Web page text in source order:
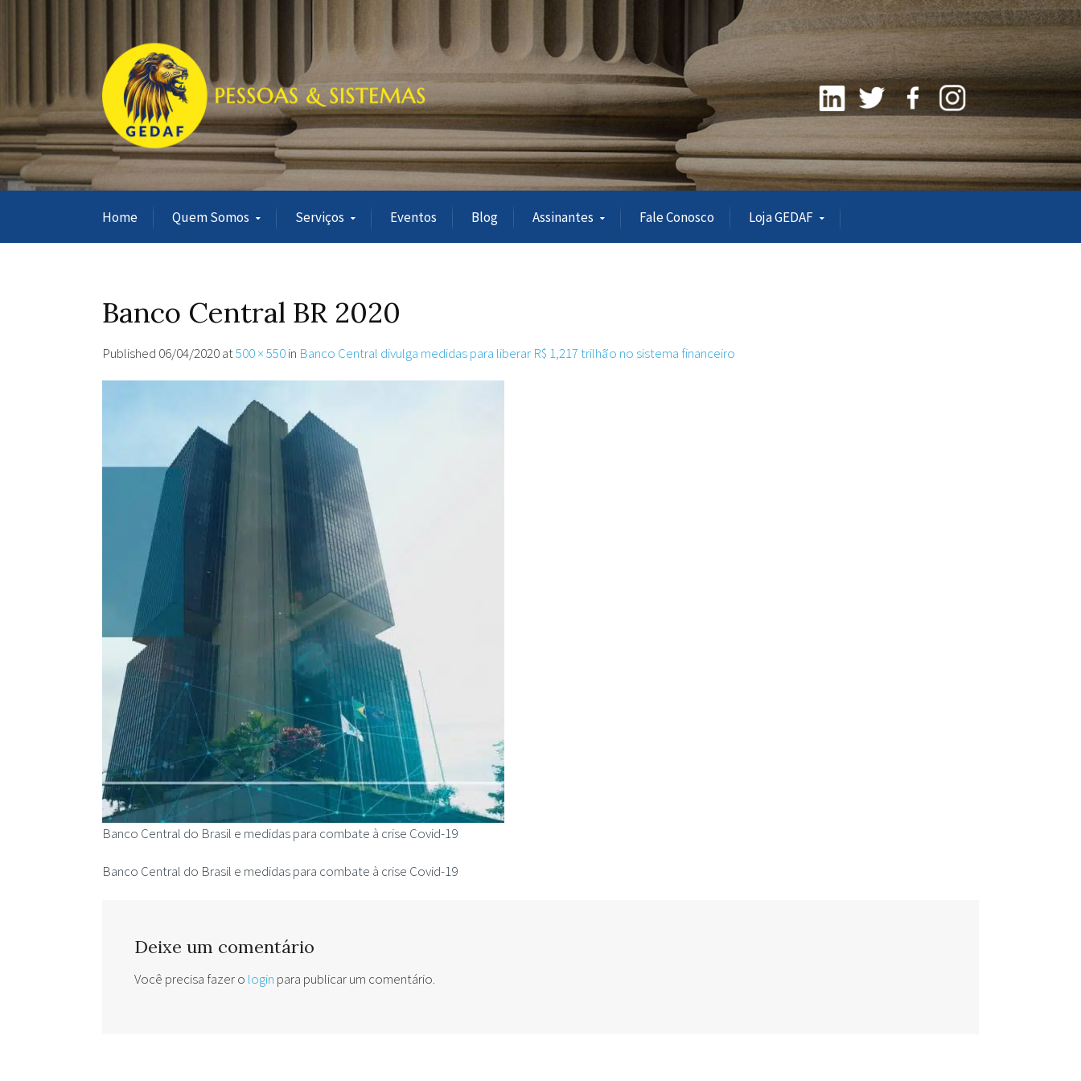
Home Quem Somos Serviços Eventos Blog Assinantes Fale Conosco Loja GEDAF
Banco Central BR 2020
Published 06/04/2020at500 × 550in Banco Central divulga medidas para liberar R$ 1,217 trilhão no sistema financeiro
Banco Central do Brasil e medidas para combate à crise Covid-19
Banco Central do Brasil e medidas para combate à crise Covid-19
Deixe um comentário
Você precisa fazer o login para publicar um comentário.